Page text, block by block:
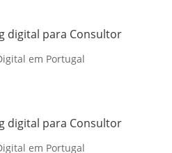
digital para Consultor
em Portugal
digital para Consultor
em Portugal